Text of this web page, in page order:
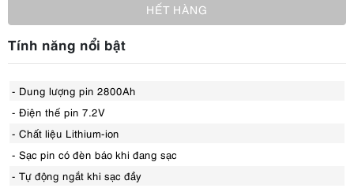
HẾT HÀNG
Tính năng nổi bật
- Dung lượng pin 2800Ah
- Điện thế pin 7.2V
- Chất liệu Lithium-ion
- Sạc pin có đèn báo khi đang sạc
- Tự động ngắt khi sạc đầy